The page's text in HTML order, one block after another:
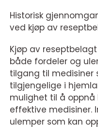
Historisk
ved kjøp av
Kjøp av
både fordeler og
tilgang til medisiner
tilgjengelige i
mulighet til å oppnå
effektive medisiner.
ulemper som kan